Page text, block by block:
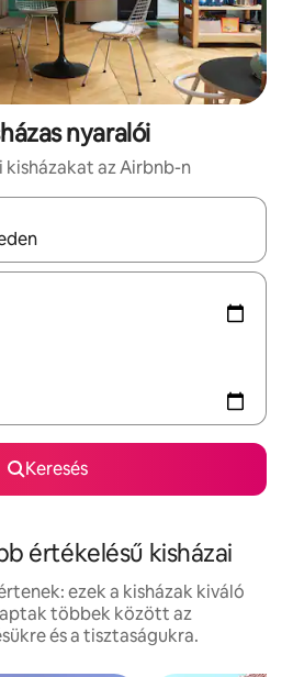
nyaralói
kisházakat az Airbnb-n
a felfelé és a lefelé nyíllal
Keresés
értékelésű kisházai
ezek a kisházak kiváló
többek között az
és a tisztaságukra.